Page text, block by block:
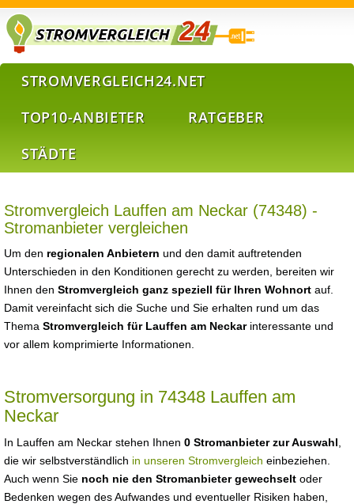
STROMVERGLEICH24.NET
TOP10-ANBIETER
RATGEBER
STÄDTE
Stromvergleich Lauffen am Neckar (74348) -
Stromanbieter vergleichen
Um den regionalen Anbietern und den damit auftretenden
Unterschieden in den Konditionen gerecht zu werden, bereiten wir
Ihnen den Stromvergleich ganz speziell für Ihren Wohnort auf.
Damit vereinfacht sich die Suche und Sie erhalten rund um das
Thema Stromvergleich für Lauffen am Neckarinteressante und
vor allem komprimierte Informationen.
Stromversorgung in 74348 Lauffen am
Neckar
In Lauffen am Neckar stehen Ihnen 0 Stromanbieter zur Auswahl
die wir selbstverständlich in unseren Stromvergleich einbeziehen.
Auch wenn Sie noch nie den Stromanbieter gewechselt oder
Bedenken wegen des Aufwandes und eventueller Risiken haben,